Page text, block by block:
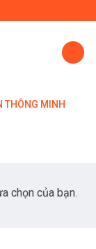
THÔNG MINH
chọn của bạn.